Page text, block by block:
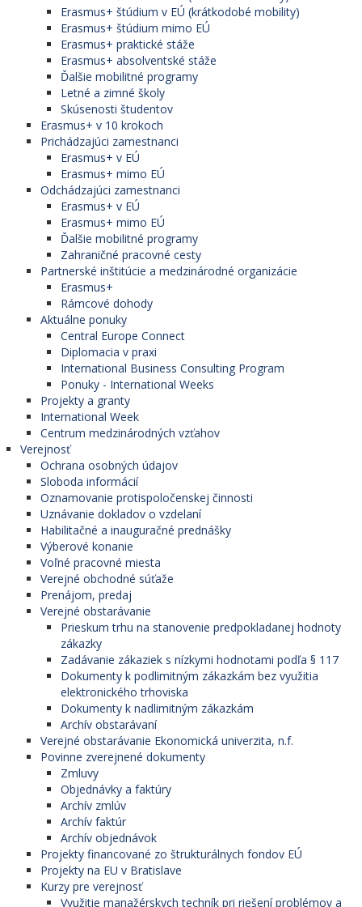
Erasmus+ štúdium v EÚ (krátkodobé mobility)
Erasmus+ štúdium mimo EÚ
Erasmus+ praktické stáže
Erasmus+ absolventské stáže
Ďalšie mobilitné programy
Letné a zimné školy
Skúsenosti študentov
Erasmus+ v 10 krokoch
Prichádzajúci zamestnanci
Erasmus+ v EÚ
Erasmus+ mimo EÚ
Odchádzajúci zamestnanci
Erasmus+ v EÚ
Erasmus+ mimo EÚ
Ďalšie mobilitné programy
Zahraničné pracovné cesty
Partnerské inštitúcie a medzinárodné organizácie
Erasmus+
Rámcové dohody
Aktuálne ponuky
Central Europe Connect
Diplomacia v praxi
International Business Consulting Program
Ponuky - International Weeks
Projekty a granty
International Week
Centrum medzinárodných vzťahov
Verejnosť
Ochrana osobných údajov
Sloboda informácií
Oznamovanie protispoločenskej činnosti
Uznávanie dokladov o vzdelaní
Habilitačné a inauguračné prednášky
Výberové konanie
Voľné pracovné miesta
Verejné obchodné súťaže
Prenájom, predaj
Verejné obstarávanie
Prieskum trhu na stanovenie predpokladanej hodnoty
zákazky
Zadávanie zákaziek s nízkymi hodnotami podľa § 117
Dokumenty k podlimitným zákazkám bez využitia
elektronického trhoviska
Dokumenty k nadlimitným zákazkám
Archív obstarávaní
Verejné obstarávanie Ekonomická univerzita, n.f.
Povinne zverejnené dokumenty
Zmluvy
Objednávky a faktúry
Archív zmlúv
Archív faktúr
Archív objednávok
Projekty financované zo štrukturálnych fondov EÚ
Projekty na EU v Bratislave
Kurzy pre verejnosť
Využitie manažérskych techník pri riešení problémov a